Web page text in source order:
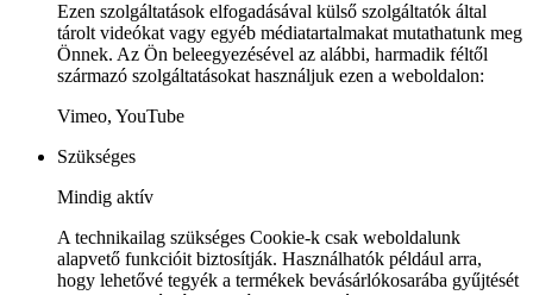
Ezen szolgáltatások elfogadásával külső szolgáltatók által
tárolt videókat vagy egyéb médiatartalmakat mutathatunk meg
Önnek. Az Ön beleegyezésével az alábbi, harmadik féltől
származó szolgáltatásokat használjuk ezen a weboldalon:
Vimeo, YouTube
Szükséges
Mindig aktív
A technikailag szükséges Cookie-k csak weboldalunk
alapvető funkcióit biztosítják. Használhatók például arra,
hogy lehetővé tegyék a termékek bevásárlókosarába gyűjtését